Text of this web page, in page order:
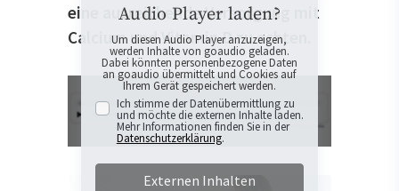
eine ausreichende Versorgung mit
Calcium und Vitamin D zu achten.
Audio Player laden?
Um diesen Audio Player anzuzeigen,
werden Inhalte von goaudio geladen.
Dabei könnten personenbezogene Daten
an goaudio übermittelt und Cookies auf
Ihrem Gerät gespeichert werden.
Ich stimme der Datenübermittlung zu
und möchte die externen Inhalte laden.
Mehr Informationen finden Sie in der
Datenschutzerklärung.
Externen Inhalten